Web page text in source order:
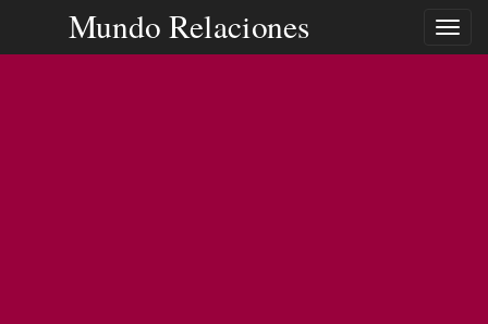
Mundo Relaciones